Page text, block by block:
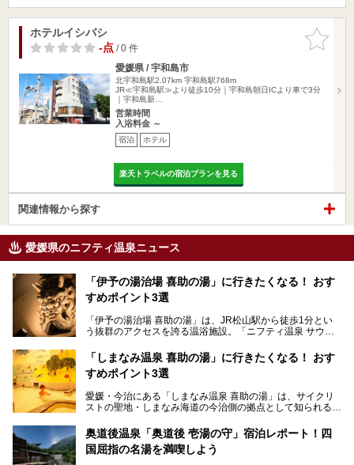
お気に入
りに追加
ホテルイシバシ
-点/ 0 件
愛媛県 / 宇和島市
北宇和島駅2.07km 宇和島駅768m
JR≪宇和島駅≫より徒歩10分｜宇和島朝日ICより車で3分
｜宇和島新…
営業時間
入浴料金 ～
宿泊 ホテル
楽天トラベルの宿泊プランを見る
関連情報から探す
愛媛県のニフティ温泉ニュース
「伊予の湯治場 喜助の湯」に行きたくなる！ おす
すめポイント3選
「伊予の湯治場 喜助の湯」は、JR松山駅から徒歩1分とい
う抜群のアクセスを誇る温浴施設。「ニフティ温泉 サウナ
ナーが訪れる人気スポットです。天然温泉・サウナ・岩盤
浴・食事・宿泊まで“癒しのすべて”がそろう人気施設の中で
も、特におすすめしたい3つのポイントについて厳選してお
「しまなみ温泉 喜助の湯」に行きたくなる！ おす
すめポイント3選
愛媛・今治にある「しまなみ温泉 喜助の湯」は、サイクリ
ストの聖地・しまなみ海道の今治側の拠点として知られる人
ばれていて、自転車ロッカーや工具、給水サービスなど、旅
人に嬉しい工夫がたっぷり。お風呂は内湯から半露天、サウ
ナまで種類豊富で広々空間。泉質も温度もバリエーション豊
奥道後温泉「奥道後 壱湯の守」宿泊レポート！四
国屈指の名湯を満喫しよう